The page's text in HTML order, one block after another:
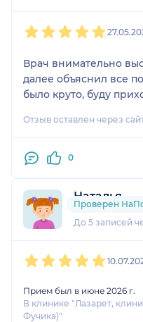
Врач внимательно
далее объяснил все
было круто, буду
Отзыв оставлен через
0
Наталья
1 отзыви1
До 5 записей
Проверен
Прием был в июне 2026 г.
В клинике "Лазарет,
Фучика)"